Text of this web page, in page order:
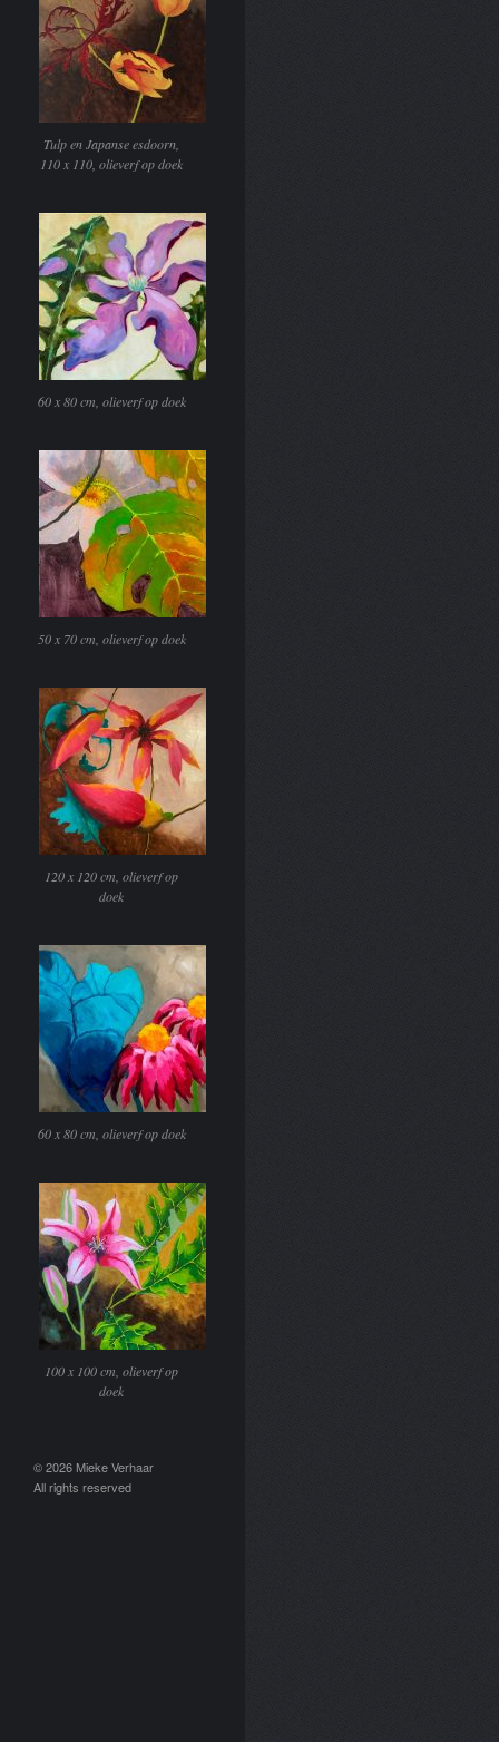
Tulp en Japanse esdoorn,
110 x 110, olieverf op doek
60 x 80 cm, olieverf op doek
50 x 70 cm, olieverf op doek
120 x 120 cm, olieverf op
doek
60 x 80 cm, olieverf op doek
100 x 100 cm, olieverf op
doek
© 2026 Mieke Verhaar
All rights reserved